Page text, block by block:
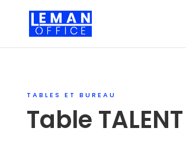
TABLES ET BUREAU
Table TALENT